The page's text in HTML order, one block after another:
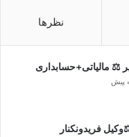
نظرها
⚖️ مالیاتی+حسابداری
فریدونکنار